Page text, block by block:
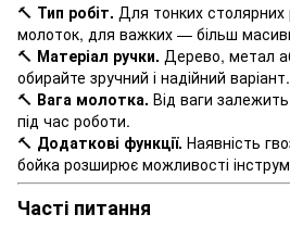
🔨 Тип робіт. Для тонких столярних
молоток, для важких — більш
🔨 Матеріал ручки. Дерево, метал
обирайте зручний і надійний варіант.
🔨 Вага молотка. Від ваги
під час роботи.
🔨 Додаткові функції. Наявність
бойка розширює можливості
Часті питання